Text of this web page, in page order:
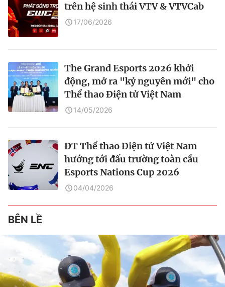
trên hệ sinh thái VTV & VTVCab
17/06/2026
The Grand Esports 2026 khởi
động, mở ra "kỷ nguyên mới" cho
Thể thao Điện tử Việt Nam
14/05/2026
ĐT Thể thao Điện tử Việt Nam
hướng tới đấu trường toàn cầu
Esports Nations Cup 2026
04/04/2026
BÊN LỀ